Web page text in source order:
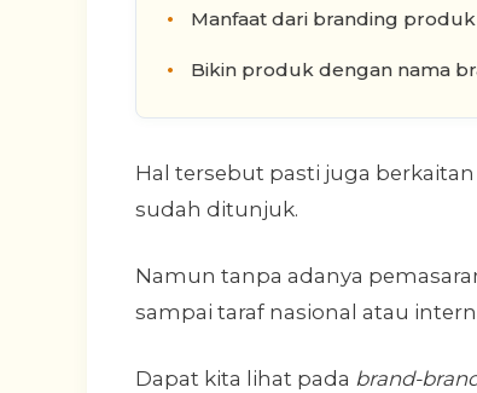
Manfaat dari branding produk
Bikin produk dengan nama
Hal tersebut pasti juga
sudah ditunjuk.
Namun tanpa adanya
sampai taraf nasional atau
Dapat kita lihat pada brand-